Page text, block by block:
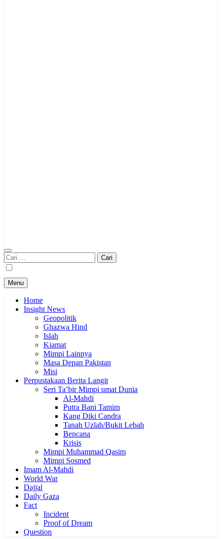
Cari
untuk:
Menu
Home
Insight News
Geopolitik
Ghazwa Hind
Islah
Kiamat
Mimpi Lainnya
Masa Depan Pakistan
Misi
Perpustakaan Berita Langit
Seri Ta’bir Mimpi umat Dunia
Al-Mahdi
Putra Bani Tamim
Kang Diki Candra
Tanah Uzlah/Bukit Lebah
Bencana
Krisis
Mimpi Muhammad Qasim
Mimpi Sosmed
Imam Al-Mahdi
World War
Dajjal
Daily Gaza
Fact
Incident
Proof of Dream
Question